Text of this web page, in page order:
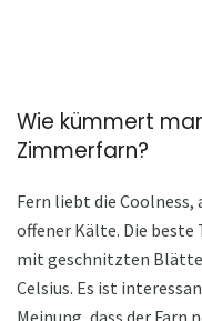
Wie kümmert
Zimmerfarn?
Fern liebt die
offener Kälte. Die
mit geschnitzten
Celsius. Es ist
Meinung, dass der